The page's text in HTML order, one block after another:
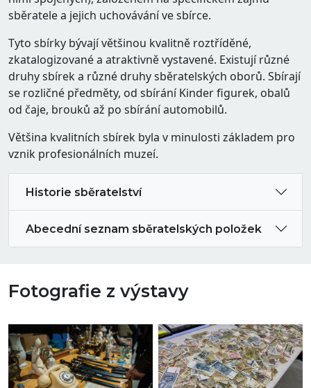
sběratele a jejich uchovávání ve sbírce.
Tyto sbírky bývají většinou kvalitně roztříděné,
zkatalogizované a atraktivně vystavené. Existují různé
druhy sbírek a různé druhy sběratelských oborů. Sbírají
se rozličné předměty, od sbírání Kinder figurek, obalů
od čaje, brouků až po sbírání automobilů.
Většina kvalitních sbírek byla v minulosti základem pro
vznik profesionálních muzeí.
Historie sběratelství
Abecední seznam sběratelských položek
Fotografie z výstavy